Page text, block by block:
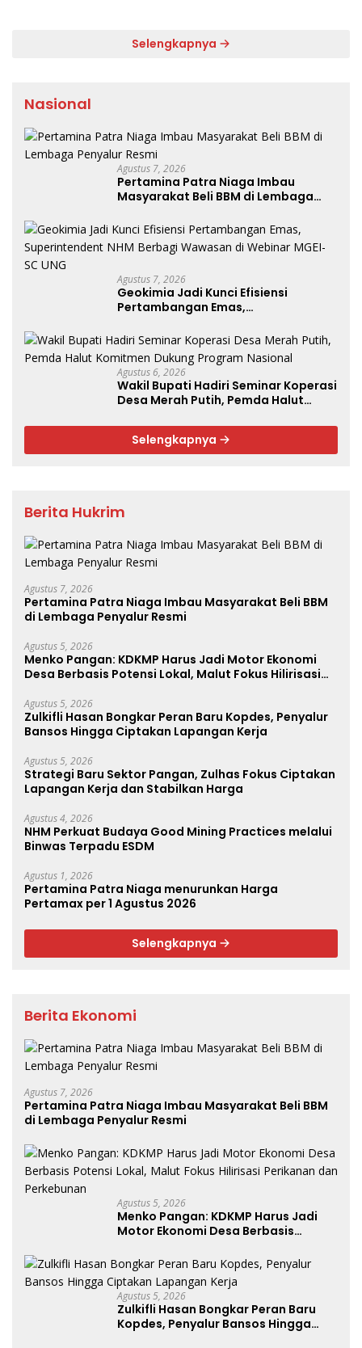
Selengkapnya
Nasional
Agustus 7, 2026
Pertamina Patra Niaga Imbau
Masyarakat Beli BBM di Lembaga
Agustus 7, 2026
Geokimia Jadi Kunci Efisiensi
Pertambangan Emas,
Wawasan di Webinar MGEI-SC UNG
Agustus 6, 2026
Wakil Bupati Hadiri Seminar Koperasi
Desa Merah Putih, Pemda Halut
Nasional
Selengkapnya
Berita Hukrim
Agustus 7, 2026
Pertamina Patra Niaga Imbau Masyarakat Beli BBM
di Lembaga Penyalur Resmi
Agustus 5, 2026
Menko Pangan: KDKMP Harus Jadi Motor Ekonomi
Desa Berbasis Potensi Lokal, Malut Fokus Hilirisasi
Agustus 5, 2026
Zulkifli Hasan Bongkar Peran Baru Kopdes, Penyalur
Bansos Hingga Ciptakan Lapangan Kerja
Agustus 5, 2026
Strategi Baru Sektor Pangan, Zulhas Fokus Ciptakan
Lapangan Kerja dan Stabilkan Harga
Agustus 4, 2026
NHM Perkuat Budaya Good Mining Practices melalui
Binwas Terpadu ESDM
Agustus 1, 2026
Pertamina Patra Niaga menurunkan Harga
Pertamax per 1 Agustus 2026
Selengkapnya
Berita Ekonomi
Agustus 7, 2026
Pertamina Patra Niaga Imbau Masyarakat Beli BBM
di Lembaga Penyalur Resmi
Agustus 5, 2026
Menko Pangan: KDKMP Harus Jadi
Motor Ekonomi Desa Berbasis
Perikanan dan Perkebunan
Agustus 5, 2026
Zulkifli Hasan Bongkar Peran Baru
Kopdes, Penyalur Bansos Hingga